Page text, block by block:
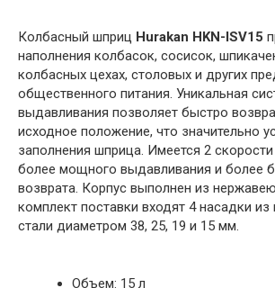
Колбасный шприц Hurakan HKN-ISV15
наполнения колбасок, сосисок,
колбасных цехах, столовых и других
общественного питания. Уникальная
выдавливания позволяет быстро
исходное положение, что значительно
заполнения шприца. Имеется 2
более мощного выдавливания и более
возврата. Корпус выполнен из
комплект поставки входят 4 насадки
стали диаметром 38, 25, 19 и 15 мм.
Объем: 15 л